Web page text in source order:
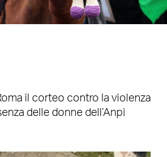
il corteo contro la violenza
delle donne dell’Anpi